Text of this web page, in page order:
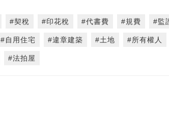
#契稅 #印花稅 #代書費 #規費 #監
#自用住宅 #違章建築 #土地 #所有權人
#法拍屋